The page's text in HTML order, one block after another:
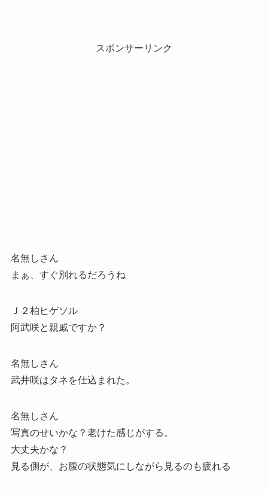
スポンサーリンク
名無しさん
まぁ、すぐ別れるだろうね
Ｊ２柏ヒゲソル
阿武咲と親戚ですか？
名無しさん
武井咲はタネを仕込まれた。
名無しさん
写真のせいかな？老けた感じがする。
大丈夫かな？
見る側が、お腹の状態気にしながら見るのも疲れる